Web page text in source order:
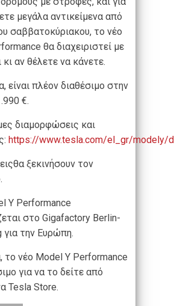
μεγάλα αντικείμενα από
σαββατοκύριακου, το νέο
θα διαχειριστεί με
κι αν θέλετε να κάνετε.
είναι πλέον διαθέσιμο στην
€.
διαμορφώσεις και
https://www.tesla.com/el_gr/modely/
ξεκινήσουν τον
Y Performance
στο Gigafactory Berlin-
για την Ευρώπη.
το νέο Model Y Performance
για να το δείτε από
Tesla Store.